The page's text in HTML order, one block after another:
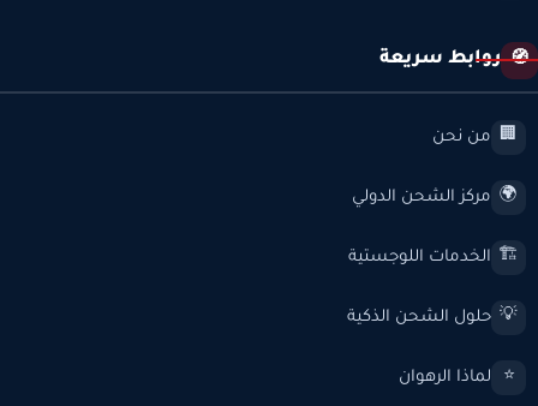
🧭 روابط سريعة
🏢 من نحن
🌍 مركز الشحن الدولي
🏗️ الخدمات اللوجستية
💡 حلول الشحن الذكية
⭐ لماذا الرهوان